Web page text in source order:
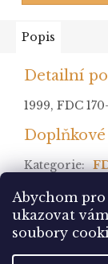
Abychom
ukazovat
soubory
Popis
Detailní
1999, FDC
Kategorie: